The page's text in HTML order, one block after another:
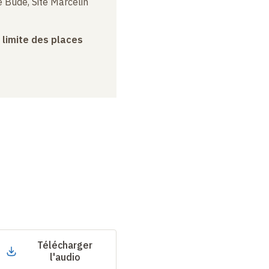
limite des places
Télécharger
l'audio